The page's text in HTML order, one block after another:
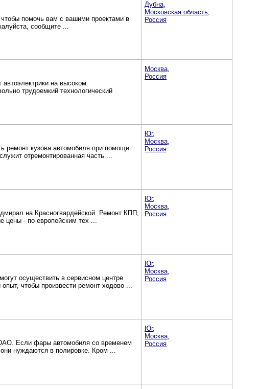
помочь вам с вашими проектами в
сообщите ...
Дубна,
Московская область,
Россия
на высоком
трудоемкий технологический
Москва,
Россия
ремонт кузова автомобиля при помощи
отремонтированная часть ...
Юг,
Москва,
Россия
на Красногвардейской. Ремонт КПП,
- по европейским тех ...
Юг,
Москва,
Россия
осуществить в сервисном центре
чтобы произвести ремонт ходово ...
Юг,
Москва,
Россия
Если фары автомобиля со временем
нуждаются в полировке. Кром ...
Юг,
Москва,
Россия